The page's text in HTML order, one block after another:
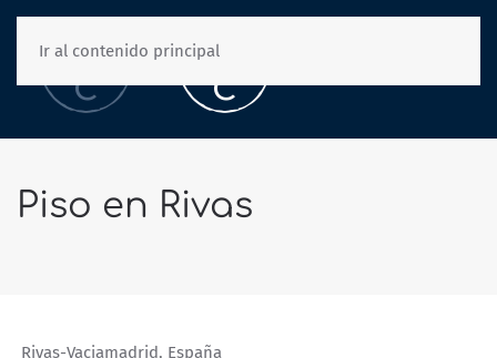
Ir al contenido principal
Piso en Rivas
Rivas-Vaciamadrid, España